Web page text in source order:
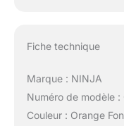
Fiche technique
Marque : NINJA
Numéro de modèle :
Couleur : Orange